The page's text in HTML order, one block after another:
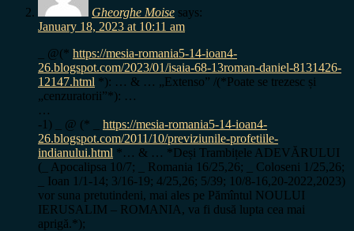
Gheorghe Moise says:
January 18, 2023 at 10:11 am
_ @(* https://mesia-romania5-14-ioan4-
26.blogspot.com/2023/01/isaia-68-13roman-daniel-8131426-
12147.html *): … & … „Extenso” /(*Poate se trezesc și
„cenzuratorii”*): …
…
-1) _ @ (* _ https://mesia-romania5-14-ioan4-
26.blogspot.com/2011/10/previziunile-profetiile-
indianului.html *… & … *Deși Trambițele ADEVĂRULUI
(_ Apocalipsa 10/7; _ Romania 16/25,26; _ Coloseni 1/25,26;
_ Ioan 1/1-14; 3/16-19; 4/25,26; 5/39; 10/8-16,20-2022,2023)
vor suna pretutindeni, mai ales pe Pămîntul NOULUI
IERUSALIM – ROMANIA, va fi dusă lupta cea mai
aprigă.*);